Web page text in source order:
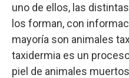
uno de ellos, las
los forman, con
mayoría son animales
taxidermia es un
piel de animales